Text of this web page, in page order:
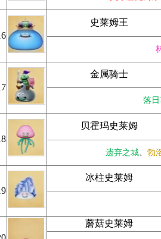
史莱姆王
金属骑士
落
贝霍玛史莱姆
遗弃之城、 勃
冰柱史莱姆
蘑菇史莱姆